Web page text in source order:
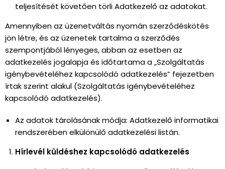
teljesítését követően törli Adatkezelő az adatokat.
Amennyiben az üzenetváltás nyomán szerződéskötés
jön létre, és az üzenetek tartalma a szerződés
szempontjából lényeges, abban az esetben az
adatkezelés jogalapja és időtartama a „Szolgáltatás
igénybevételéhez kapcsolódó adatkezelés” fejezetben
írtak szerint alakul (Szolgáltatás igénybevételéhez
kapcsolódó adatkezelés).
Az adatok tárolásának módja: Adatkezelő informatikai
rendszerében elkülönülő adatkezelési listán.
Hírlevél küldéshez kapcsolódó adatkezelés